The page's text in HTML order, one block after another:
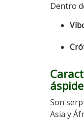
Dentro
Son
Asia y